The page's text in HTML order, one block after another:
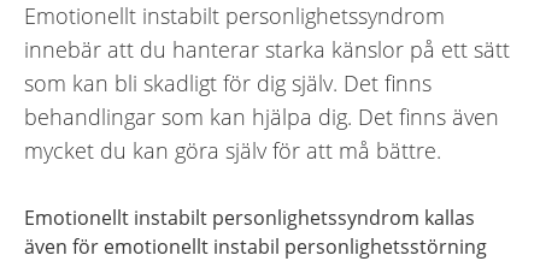
Emotionellt instabilt personlighetssyndrom
innebär att du hanterar starka känslor på ett sätt
som kan bli skadligt för dig själv. Det finns
behandlingar som kan hjälpa dig. Det finns även
mycket du kan göra själv för att må bättre.
Emotionellt instabilt personlighetssyndrom kallas
även för emotionellt instabil personlighetsstörning